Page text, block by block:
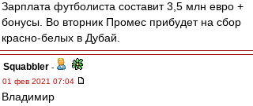
Зарплата футболиста составит 3,5 млн евро +
бонусы. Во вторник Промес прибудет на сбор
красно-белых в Дубай.
Squabbler -
01 фев 2021 07:04
Владимир